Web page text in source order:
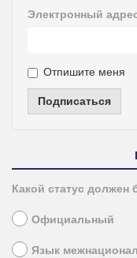
Электронный
Отпишите меня
Подписаться
Какой статус должен
Официальный
Язык